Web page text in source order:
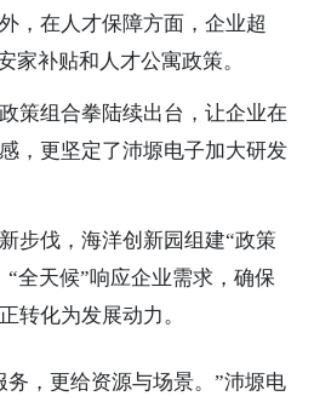
，在人才保障方面，企业超
家补贴和人才公寓政策。
策组合拳陆续出台，让企业在
，更坚定了沛塬电子加大研发
步伐，海洋创新园组建“政策
“全天候”响应企业需求，确保
转化为发展动力。
，更给资源与场景。”沛塬电